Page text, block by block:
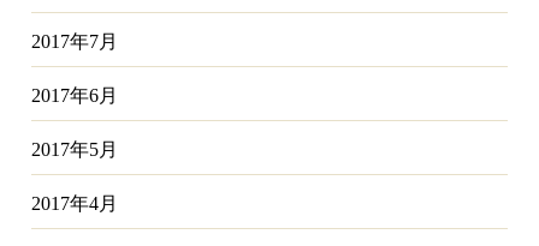
2017年7月
2017年6月
2017年5月
2017年4月